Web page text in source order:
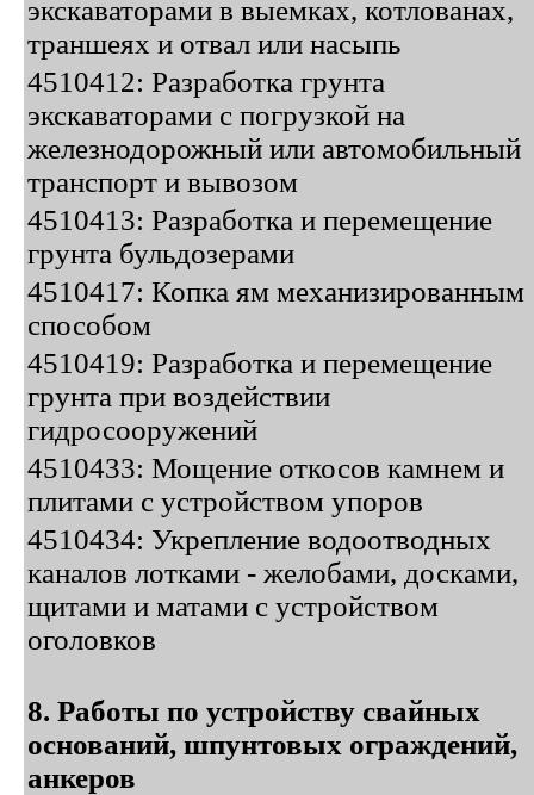
экскаваторами в выемках, котлованах,
траншеях и отвал или насыпь
4510412: Разработка грунта
экскаваторами с погрузкой на
железнодорожный или автомобильный
транспорт и вывозом
4510413: Разработка и перемещение
грунта бульдозерами
4510417: Копка ям механизированным
способом
4510419: Разработка и перемещение
грунта при воздействии
гидросооружений
4510433: Мощение откосов камнем и
плитами с устройством упоров
4510434: Укрепление водоотводных
каналов лотками - желобами, досками,
щитами и матами с устройством
оголовков
8. Работы по устройству свайных
оснований, шпунтовых ограждений,
анкеров